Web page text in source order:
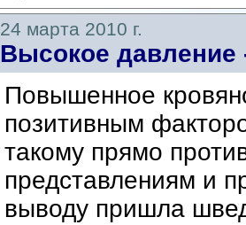
24 марта 2010 г.
Высокое давление
Повышенное
позитивным
такому прямо
представлениям и
выводу пришла